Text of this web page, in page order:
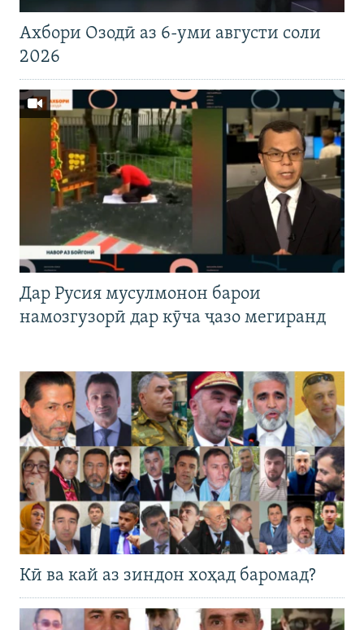
Ахбори Озодӣ аз 6-уми августи соли
2026
Дар Русия мусулмонон барои
намозгузорӣ дар кӯча ҷазо мегиранд
Кӣ ва кай аз зиндон хоҳад баромад?